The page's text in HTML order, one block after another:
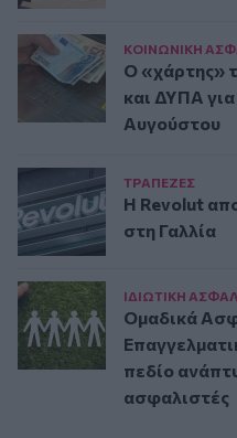
ΚΟΙΝΩΝΙΚΗ
Ο «χάρτης»
και ΔΥΠΑ
Αυγούστου
ΤΡAΠΕΖΕΣ
Η Revolut
στη Γαλλία
ΙΔΙΩΤΙΚΗ
Ομαδικά
πεδίο
ασφαλιστές